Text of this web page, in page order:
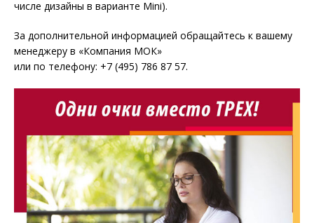
числе дизайны в варианте Mini).
За дополнительной информацией обращайтесь к вашему
менеджеру в «Компания МОК»
или по телефону: +7 (495) 786 87 57.